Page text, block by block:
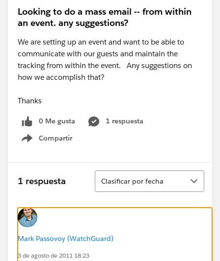
Looking to do a mass email -- from within
an event. any suggestions?
We are setting up an event and want to be able to
communicate with our guests and maintain the
tracking from within the event. Any suggestions on
how we accomplish that?
Thanks
0 Me gusta
1 respuesta
Compartir
Show menu
1 respuesta
Ordenar
Clasificar por fecha
Mark Passovoy (WatchGuard)
3 de agosto de 2011 18:23